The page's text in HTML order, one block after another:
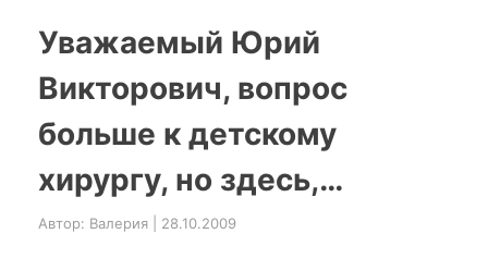
Уважаемый Юрий
Викторович, вопрос
больше к детскому
хирургу, но здесь,…
Автор: Валерия | 28.10.2009